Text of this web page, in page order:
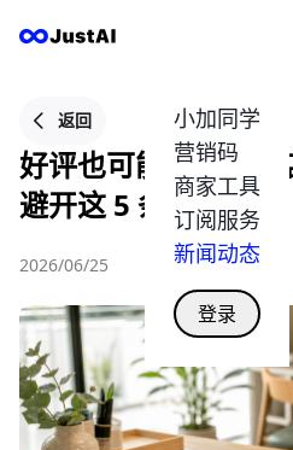
小加同学
营销码
商家工具
订阅服务
新闻动态
登录
返回
好评也可能伤店：门
避开这 5 条线
2026/06/25